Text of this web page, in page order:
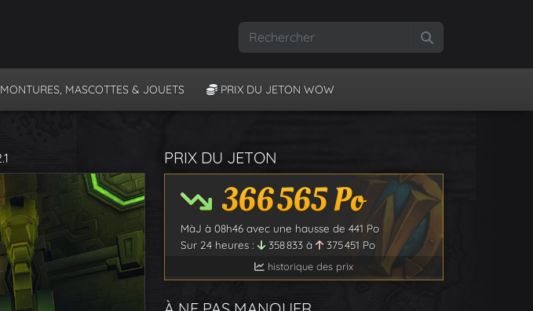
MONTURES, MASCOTTES & JOUETS PRIX DU JETON WOW
PRIX DU JETON
366 565Po
MàJ à 08h46 avec une hausse de 441 Po
Sur 24 heures :
358 833 à 375 451 Po
historique des prix